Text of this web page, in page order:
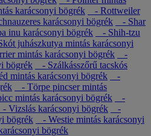
karácsonyi bögrék
- Rottweiler
karácsonyi bögrék
- Shar
inu karácsonyi bögrék
- Shih-tzu
juhászkutya mintás karácsonyi
mintás karácsonyi bögrék
-
bögrék
- Szálkásszőrű tacskós
mintás karácsonyi bögrék
-
- Törpe pincser mintás
mintás karácsonyi bögrék
-
- Vizslás karácsonyi bögrék
-
bögrék
- Westie mintás karácsonyi
bögrék